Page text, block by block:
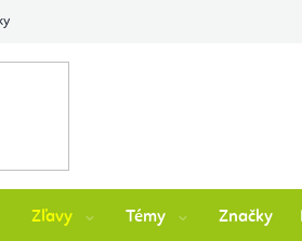
Zľavy Témy Značky